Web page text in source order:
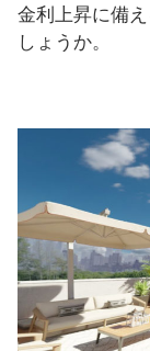
金利上昇に備
しょうか。